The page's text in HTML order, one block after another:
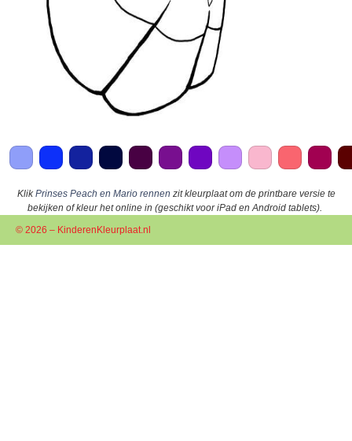
KlikPrinses Peach en Mario rennen zit kleurplaat om de printbare versie te
bekijken of kleur het online in (geschikt voor iPad en Android tablets).
© 2026 – KinderenKleurplaat.nl